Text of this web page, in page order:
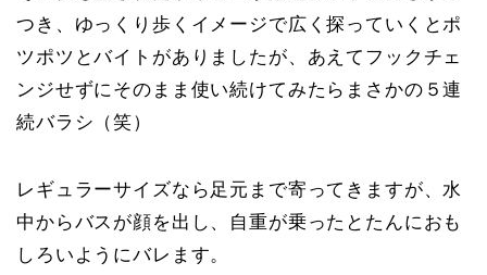
つき、ゆっくり歩くイメージで広く探っていくとポ
ツポツとバイトがありましたが、あえてフックチェ
ンジせずにそのまま使い続けてみたらまさかの５連
続バラシ（笑）
レギュラーサイズなら足元まで寄ってきますが、水
中からバスが顔を出し、自重が乗ったとたんにおも
しろいようにバレます。